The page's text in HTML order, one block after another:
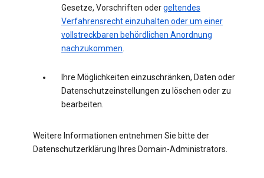
Gesetze, Vorschriften odergeltendes
Verfahrensrecht einzuhalten oder um einer
vollstreckbaren behördlichen Anordnung
nachzukommen.
Ihre Möglichkeiten einzuschränken, Daten oder
Datenschutzeinstellungen zu löschen oder zu
bearbeiten.
Weitere Informationen entnehmen Sie bitte der
Datenschutzerklärung Ihres Domain-Administrators.